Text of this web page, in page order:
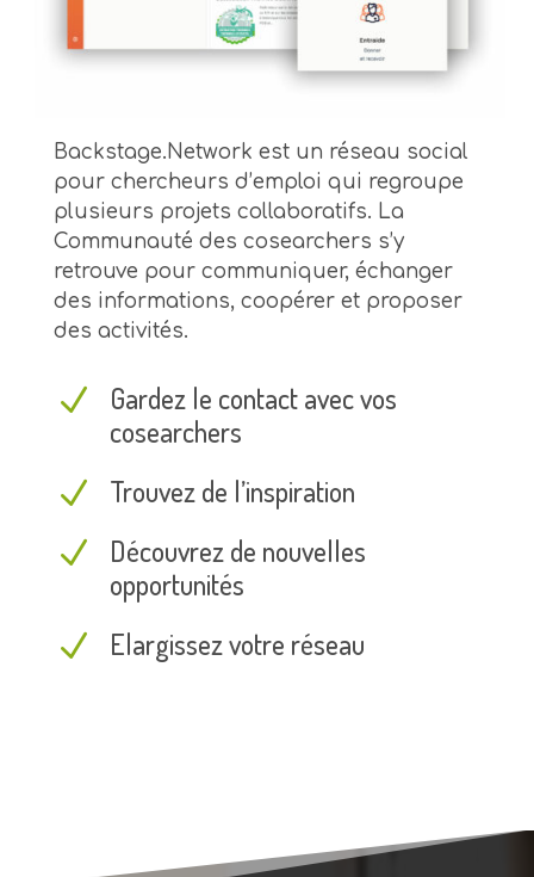
Backstage.Network est un réseau social
pour chercheurs d’emploi qui regroupe
plusieurs projets collaboratifs. La
Communauté des cosearchers s’y
retrouve pour communiquer, échanger
des informations, coopérer et proposer
des activités.
N
Gardez le contact avec vos
cosearchers
N Trouvez de l’inspiration
N
Découvrez de nouvelles
opportunités
N Elargissez votre réseau